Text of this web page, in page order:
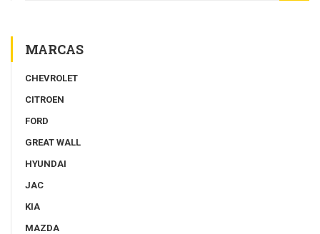
MARCAS
CHEVROLET
CITROEN
FORD
GREAT WALL
HYUNDAI
JAC
KIA
MAZDA